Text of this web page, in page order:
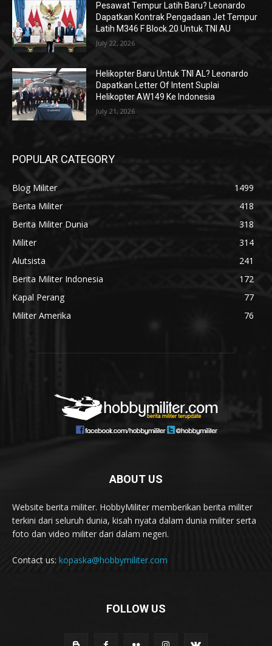
Pesawat Tempur Latih Baru? Leonardo
Dapatkan Kontrak Pengadaan Jet Tempur
Latih M346 F Block 20 Untuk TNI AU
July 22, 2026
Helikopter Baru Untuk TNI AL? Leonardo
Dapatkan Letter Of Intent Suplai
Helikopter AW149 Ke Indonesia
July 21, 2026
POPULAR CATEGORY
Blog Militer
1499
Berita Militer
418
Berita Militer Dunia
318
Militer
314
Alutsista
241
Berita Militer Indonesia
172
Kapal Perang
77
Militer Amerika
76
ABOUT US
Website berita militer. HobbyMiliter memberikan berita militer
terkini dari seluruh dunia, kisah nyata dalam dunia militer serta
foto dan video militer dari dalam negeri.
Contact us: kopaska@hobbymiliter.com
FOLLOW US